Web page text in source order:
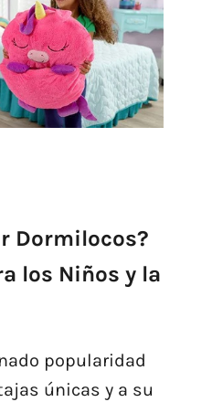
Dormilocos?
los Niños y la
popularidad
únicas y a su